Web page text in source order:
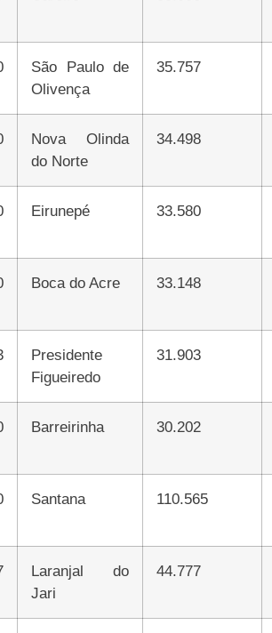
São Paulo de
Olivença
35.757
Nova Olinda
do Norte
34.498
Eirunepé 33.580
Boca do Acre 33.148
Presidente
Figueiredo
31.903
Barreirinha 30.202
Santana 110.565
Laranjal do
Jari
44.777